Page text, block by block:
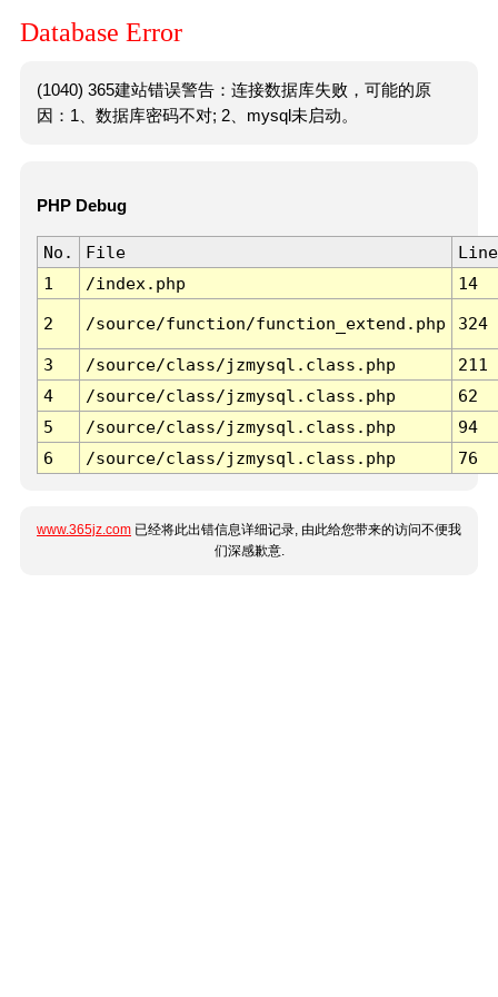
Database Error
(1040) 365建站错误警告：连接数据库失败，可能的原
因：1、数据库密码不对; 2、mysql未启动。
PHP Debug
No. File
Line
1
/index.php 14
2 /source/function/function_extend.php 324
3 /source/class/jzmysql.class.php
211
4
/source/class/jzmysql.class.php
62
5
/source/class/jzmysql.class.php
94
6
/source/class/jzmysql.class.php 76
www.365jz.com 已经将此出错信息详细记录, 由此给您带来的访问不便我
们深感歉意.